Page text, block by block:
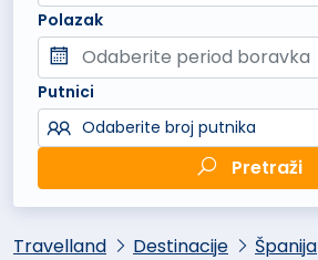
Polazak
Putnici
Odaberite broj putnika
Pretraži
Travelland Destinacije Španija